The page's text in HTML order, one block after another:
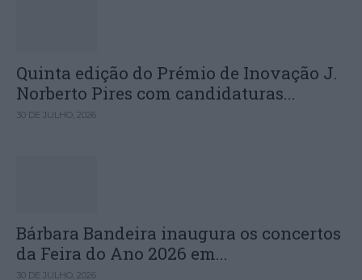
Quinta edição do Prémio de Inovação J.
Norberto Pires com candidaturas...
30 DE JULHO, 2026
Bárbara Bandeira inaugura os concertos
da Feira do Ano 2026 em...
30 DE JULHO, 2026